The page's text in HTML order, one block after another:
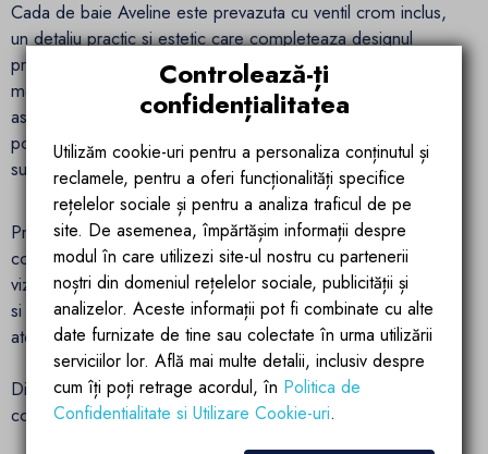
Cada de baie Aveline este prevazuta cu ventil crom inclus,
un detaliu practic si estetic care completeaza designul
produsului. Ventilul crom adauga un accent metalic discret,
modern si usor de integrat in amenajarea baii, pastrand un
aspect elegant, coerent si bine finisat. Aceasta alegere este
potrivita pentru amenajari in care fiecare element trebuie sa
sustina imaginea finala a baii.
Prin includerea ventilului crom, produsul ofera un plus de
confort in procesul de instalare si contribuie la un rezultat
vizual armonios. Contrastul fin dintre finisajul roz somon mat
si ventilul crom creeaza o nota eleganta, fara a distrage
atentia de la forma fluida a cazii.
Dimensiune generoasa de 170x78 cm pentru relaxare
completa
Controlează-ți
confidențialitatea
Utilizăm cookie-uri pentru a personaliza conținutul și
reclamele, pentru a oferi funcționalități specifice
rețelelor sociale și pentru a analiza traficul de pe
site. De asemenea, împărtășim informații despre
modul în care utilizezi site-ul nostru cu partenerii
noștri din domeniul rețelelor sociale, publicității și
analizelor. Aceste informații pot fi combinate cu alte
date furnizate de tine sau colectate în urma utilizării
serviciilor lor. Află mai multe detalii, inclusiv despre
cum îți poți retrage acordul, în Politica de
Confidentialitate si Utilizare Cookie-uri.